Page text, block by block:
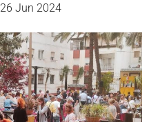
26 Jun 2024